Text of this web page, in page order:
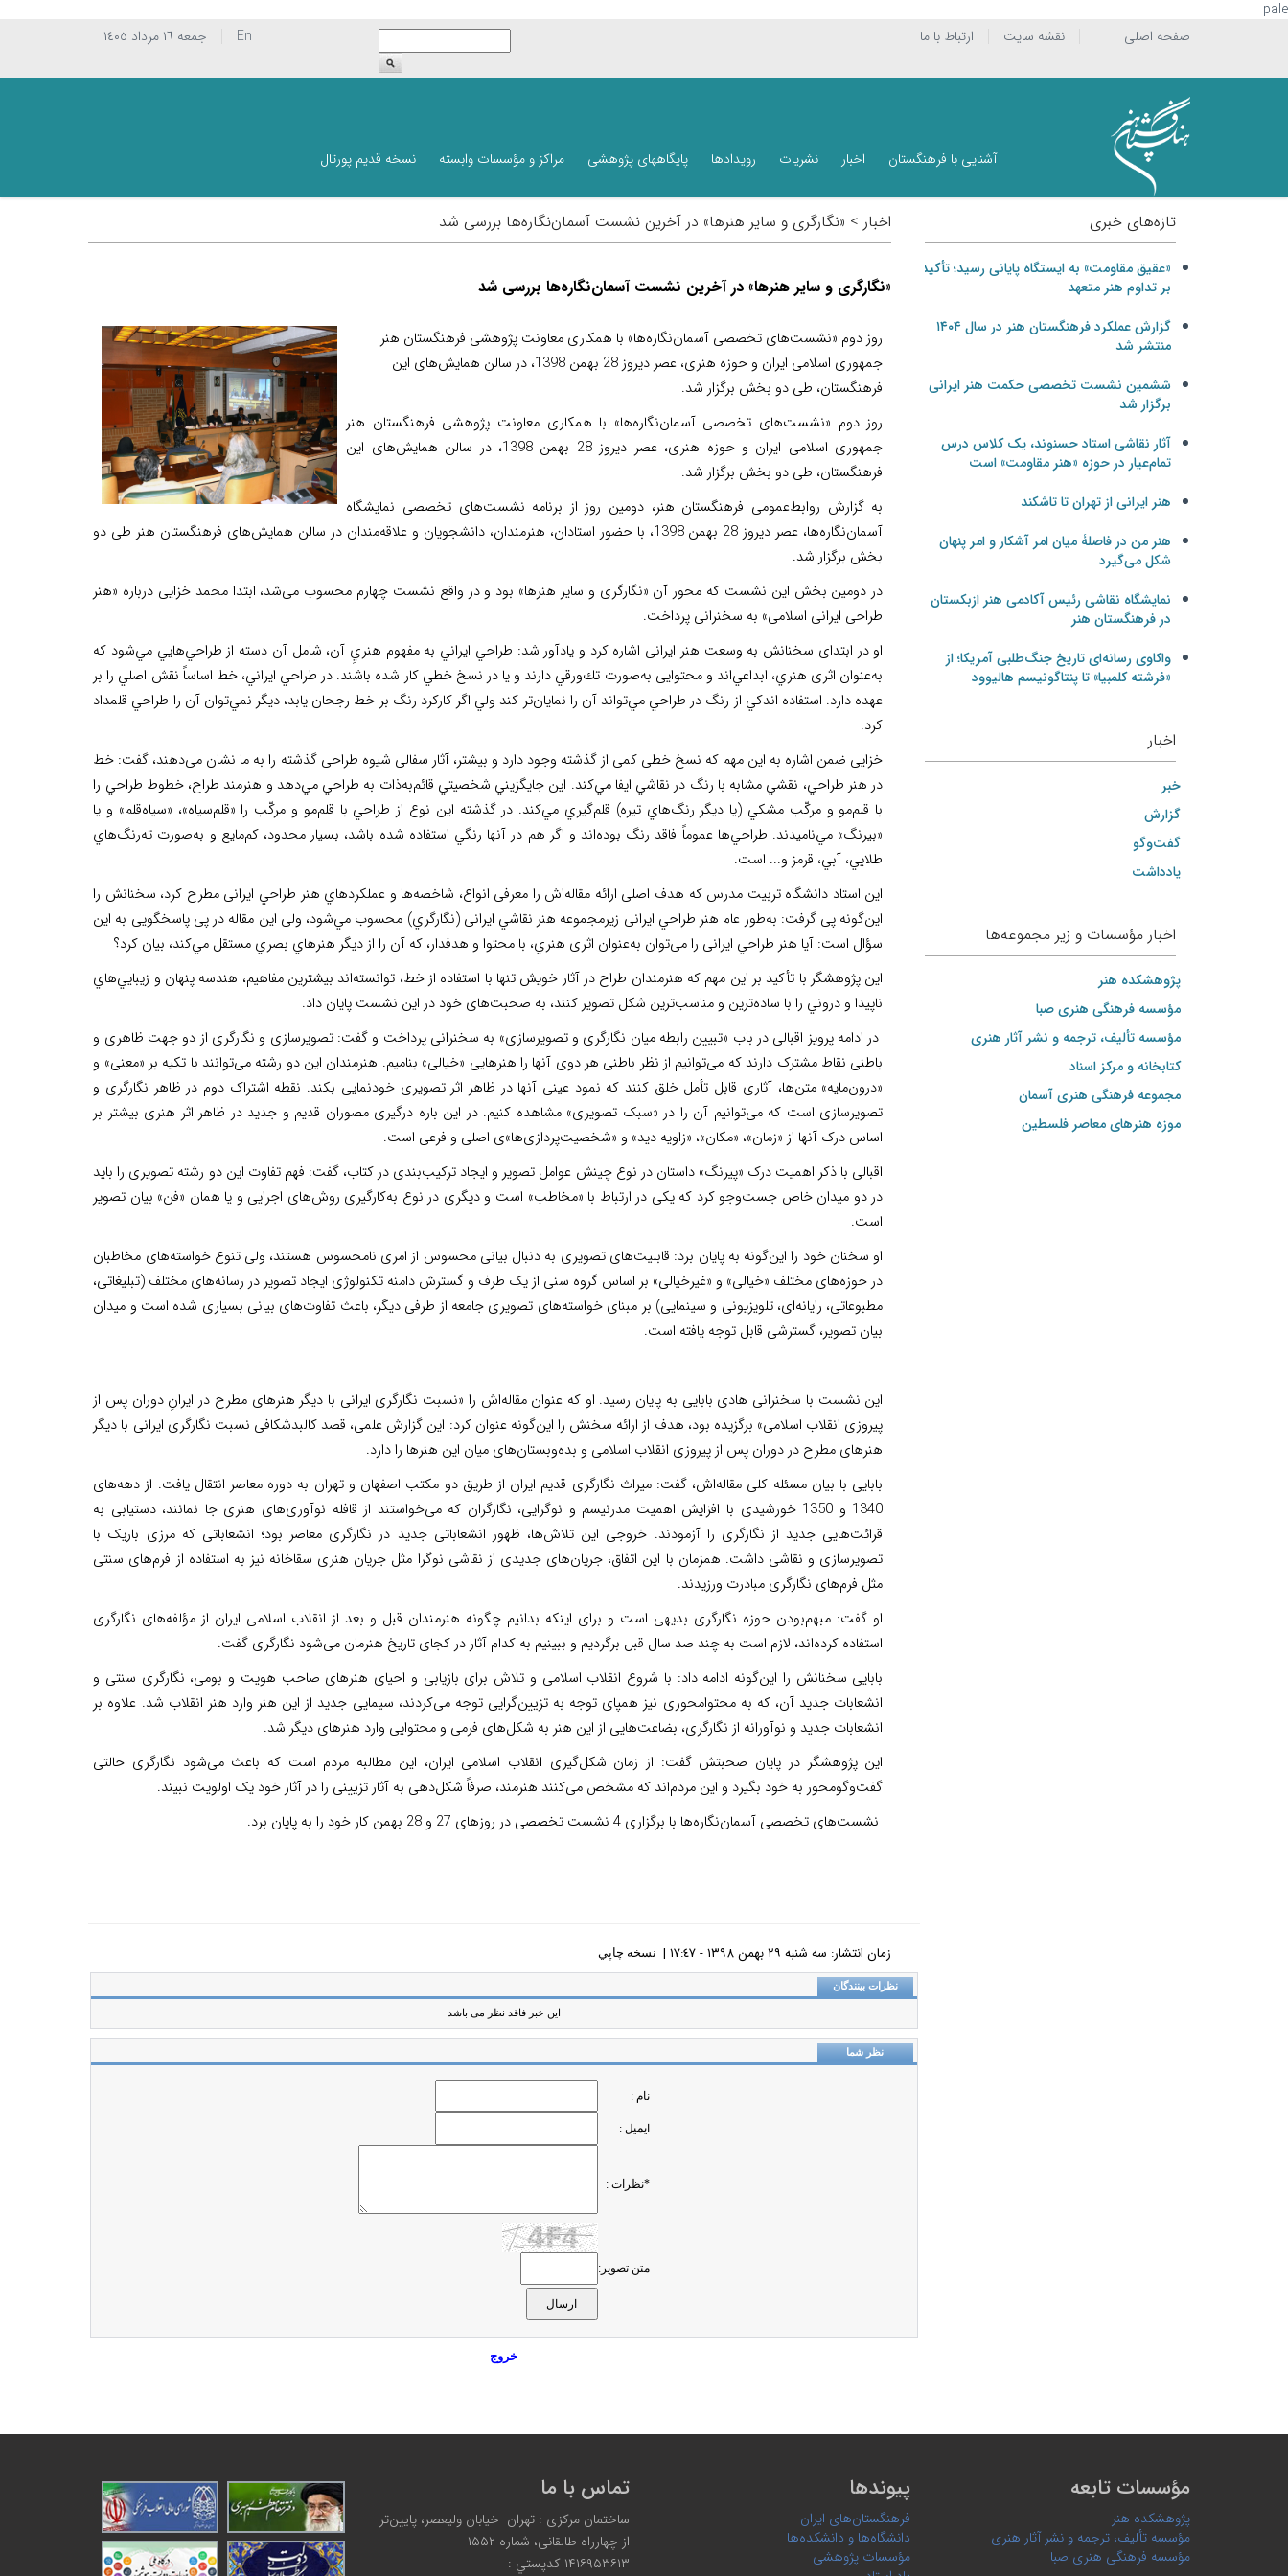
pale
جمعه ١٦ مرداد ١٤٠٥
En ارتباط با ما نقشه سایت صفحه اصلی
آشنایی با فرهنگستان اخبار نشریات رویدادها پایگاههای پژوهشی مراکز و مؤسسات وابسته نسخه قدیم پورتال
اخبار > «نگارگری و سایر هنرها» در آخرین نشست آسمان‌نگاره‌ها بررسی شد
«نگارگری و سایر هنرها» در آخرین نشست آسمان‌نگاره‌ها بررسی شد
روز دوم «نشست‌های تخصصی آسمان‌نگاره‌ها» با همکاری معاونت پژوهشی فرهنگستان هنر
جمهوری اسلامی ایران و حوزه هنری، عصر دیروز 28 بهمن 1398، در سالن همایش‌های این
فرهنگستان، طی دو بخش برگزار شد.
روز دوم «نشست‌های تخصصی آسمان‌نگاره‌ها» با همکاری معاونت پژوهشی فرهنگستان هنر
جمهوری اسلامی ایران و حوزه هنری، عصر دیروز 28 بهمن 1398، در سالن همایش‌های این
فرهنگستان، طی دو بخش برگزار شد.
به گزارش روابط‌عمومی فرهنگستان هنر، دومین روز از برنامه نشست‌های تخصصی نمایشگاه
آسمان‌نگاره‌ها، عصر دیروز 28 بهمن 1398، با حضور استادان، هنرمندان، دانشجویان و علاقه‌مندان در سالن همایش‌های فرهنگستان هنر طی دو
بخش برگزار شد.
در دومین بخش این نشست که محور آن «نگارگری و سایر هنرها» بود و در واقع نشست چهارم محسوب می‌شد، ابتدا محمد خزایی درباره «هنر
طراحی ایرانی اسلامی» به سخنرانی پرداخت.
او در ابتدای سخنانش به وسعت هنر ایرانی اشاره کرد و یادآور شد: طراحي ايراني به مفهوم هنريِ آن، شامل آن دسته از طراحي‌هايي مي‌شود كه
به‌عنوان‌ اثری هنري، ابداعي‌اند و محتوايی به‌صورت تك‌ورقي دارند و ‌يا در نسخ خطي كار شده باشند. در طراحي ایراني، خط اساساً نقش اصلي را بر
عهده دارد. استفاده ‌اندكي از رنگ در طراحي مي‌تواند آن را نمايان‌تر كند ولي اگر كاركرد رنگ بر خط رجحان یابد، ديگر نمي‌توان آن را طراحي قلمداد
کرد.
خزایی ضمن اشاره به این مهم که نسخ خطی کمی از گذشته وجود دارد و بیشتر، آثار سفالی شیوه طراحی گذشته را به ما نشان می‌دهند، گفت: خط
در هنر طراحي، نقشي مشابه با رنگ در نقاشي ‌ايفا مي‌كند. ‌اين جايگزيني شخصيتي قائم‌به‌ذات به طراحي مي‌دهد و هنرمند طراح، خطوط طراحي را
با قلم‌مو و مركّب مشکي (يا ديگر رنگ‌هاي تيره) قلم‌گيري مي‌كند. در گذشته اين نوع از طراحي با قلم‌مو و مركّب را «قلم‌سياه»، «سياه‌قلم» و ‌يا
«بيرنگ» مي‌ناميدند. طراحي‌ها عموماً فاقد رنگ بوده‌اند و اگر هم در آنها رنگي استفاده شده باشد، بسيار محدود، كم‌مايع و به‌صورت ته‌رنگ‌هاي
طلايي، آبي، قرمز و... است.
این استاد دانشگاه تربیت مدرس که هدف اصلی ارائه مقاله‌اش را معرفی انواع، شاخصه‌ها و عملكرد‌هاي هنر طراحي ایرانی مطرح کرد، سخنانش را
این‌گونه پی گرفت: به‌طور عام هنر طراحي ‌ایرانی زيرمجموعه هنر نقاشي ‌ایرانی (نگارگري) محسوب مي‌شود، ولی اين مقاله در پی پاسخگویی به این
سؤال است: آیا هنر طراحي ‌ایرانی را می‌توان به‌عنوان اثری هنري، با محتوا و هدفدار، كه آن را از ديگر هنر‌هاي بصري مستقل مي‌كند، بیان کرد؟
این پژوهشگر با تأکید بر این مهم که هنرمندان طراح در آثار خویش تنها با استفاده از خط، توانسته‌اند بيشترين مفاهیم، هندسه پنهان و زيبايي‌‌هاي
ناپیدا و دروني را با ساده‌ترين و مناسب‌ترين شکل تصویر كنند، به صحبت‌های خود در این نشست پایان داد.
در ادامه پرویز اقبالی در باب «تبیین رابطه میان نگارگری و تصویرسازی» به سخنرانی پرداخت و گفت: تصویرسازی و نگارگری از دو جهت ظاهری و
باطنی نقاط مشترک دارند که می‌توانیم از نظر باطنی هر دوی آنها را هنرهایی «خیالی» بنامیم. هنرمندان این دو رشته می‌توانند با تکیه بر «معنی» و
«درون‌مایه» متن‌ها، آثاری قابل تأمل خلق کنند که نمود عینی آنها در ظاهر اثر تصویری خودنمایی بکند. نقطه اشتراک دوم در ظاهر نگارگری و
تصویرسازی است که می‌توانیم آن را در «سبک تصویری» مشاهده کنیم. در این باره درگیری مصوران قدیم و جدید در ظاهر اثر هنری بیشتر بر
اساس درک آنها از «زمان»، «مکان»، «زاویه دید» و «شخصیت‌پردازی‌ها»ی اصلی و فرعی است.
اقبالی با ذکر اهمیت درک «پیرنگ» داستان در نوع چینش عوامل تصویر و ایجاد ترکیب‌بندی در کتاب، گفت: فهم تفاوت این دو رشته تصویری را باید
در دو میدان خاص جست‌وجو کرد که یکی در ارتباط با «مخاطب» است و دیگری در نوع به‌کارگیری روش‌های اجرایی و یا همان «فن» بیان تصویر
است.
او سخنان خود را این‌گونه به پایان برد: قابلیت‌های تصویری به دنبال بیانی محسوس از امری نامحسوس هستند، ولی تنوع خواسته‌های مخاطبان
در حوزه‌های مختلف «خیالی» و «غیرخیالی» بر اساس گروه سنی از یک طرف و گسترش دامنه تکنولوژی ایجاد تصویر در رسانه‌های مختلف (تبلیغاتی،
مطبوعاتی، رایانه‌ای، تلویزیونی و سینمایی) بر مبنای خواسته‌های تصویری جامعه از طرفی دیگر، باعث تفاوت‌های بیانی بسیاری شده است و میدان
بیان تصویر، گسترشی قابل توجه یافته است.
این نشست با سخنرانی هادی بابایی به پایان رسید. او که عنوان مقاله‌اش را «نسبت نگارگری ایرانی با دیگر هنرهای مطرح در ایرانِ دوران پس از
پیروزی انقلاب اسلامی» برگزیده بود، هدف از ارائه سخنش را این‌گونه عنوان کرد: این گزارش علمی، قصد کالبدشکافی نسبت نگارگری ایرانی با دیگر
هنرهای مطرح در دوران پس از پیروزی انقلاب اسلامی و بده‌وبستان‌های میان این هنرها را دارد.
بابایی با بیان مسئله کلی مقاله‌اش، گفت: میراث نگارگری قدیم ایران از طریق دو مکتب اصفهان و تهران به دوره معاصر انتقال یافت. از دهه‌های
1340 و 1350 خورشیدی با افزایش اهمیت مدرنیسم و نوگرایی، نگارگران که می‌خواستند از قافله نوآوری‌های هنری جا نمانند، دستیابی به
قرائت‌هایی جدید از نگارگری را آزمودند. خروجی این تلاش‌ها، ظهور انشعاباتی جدید در نگارگری معاصر بود؛ انشعاباتی که مرزی باریک با
تصویرسازی‌ و نقاشی داشت. همزمان با این اتفاق، جریان‌های جدیدی از نقاشی نوگرا مثل جریان هنری سقاخانه نیز به استفاده از فرم‌های سنتی
مثل فرم‌های نگارگری مبادرت ورزیدند.
او گفت: مبهم‌بودن حوزه نگارگری بدیهی است و برای اینکه بدانیم چگونه هنرمندان قبل و بعد از انقلاب اسلامی ایران از مؤلفه‌های نگارگری
استفاده کرده‌اند، لازم است به چند صد سال قبل برگردیم و ببینیم به کدام آثار در کجای تاریخ هنرمان می‌شود نگارگری گفت.
بابایی سخنانش را این‌گونه ادامه داد: با شروع انقلاب اسلامی و تلاش برای بازیابی و احیای هنرهای صاحب هویت و بومی، نگارگری سنتی و
انشعابات جدید آن، که به محتوامحوری نیز همپای توجه به تزیین‌گرایی توجه می‌کردند، سیمایی جدید از این هنر وارد هنر انقلاب شد. علاوه بر
انشعابات جدید و نوآورانه از نگارگری، بضاعت‌هایی از این هنر به شکل‌های فرمی و محتوایی وارد هنرهای دیگر شد.
این پژوهشگر در پایان صحبتش گفت: از زمان شکل‌گیری انقلاب ‌اسلامی‌ ایران، این مطالبه مردم است که باعث می‌شود نگارگری حالتی
گفت‌وگومحور به خود بگیرد و این مردم‌اند که مشخص می‌کنند هنرمند، صرفاً شکل‌دهی به آثار تزیینی را در آثار خود یک اولویت نبیند.
نشست‌های تخصصی آسمان‌نگاره‌ها با برگزاری 4 نشست تخصصی در روزهای 27 و 28 بهمن کار خود را به پایان برد.
زمان انتشار: سه شنبه ٢٩ بهمن ١٣٩٨ - ١٧:٤٧ | نسخه چاپي
نظرات بینندگان
این خبر فاقد نظر می باشد
نظر شما
نام :
ایمیل :
*نظرات :
متن تصویر:
خروج
تازه‌های خبری
«عقیق مقاومت» به ایستگاه پایانی رسید؛ تأکید
بر تداوم هنر متعهد
گزارش عملکرد فرهنگستان هنر در سال ۱۴۰۴
منتشر شد
ششمین نشست تخصصی حکمت هنر ایرانی
برگزار شد
آثار نقاشی استاد حسنوند، یک کلاس درس
تمام‌عیار در حوزه «هنر مقاومت» است
هنر ایرانی از تهران تا تاشکند
هنر من در فاصلۀ میان امر آشکار و امر پنهان
شکل می‌گیرد
نمایشگاه نقاشی رئیس آکادمی هنر ازبکستان
در فرهنگستان هنر
واکاوی رسانه‌ای تاریخ جنگ‌طلبی آمریکا؛ از
«فرشته کلمبیا» تا پنتاگونیسم هالیوود
اخبار
خبر
گزارش
گفت‌وگو
یادداشت
اخبار مؤسسات و زیر مجموعه‌ها
پژوهشکده هنر
مؤسسه فرهنگی هنری صبا
مؤسسه تألیف، ترجمه و نشر آثار هنری
کتابخانه و مرکز اسناد
مجموعه فرهنگی هنری آسمان
موزه هنرهای‌ معاصر فلسطین
تماس با ما
ساختمان مرکزی : تهران- خیابان ولیعصر، پایین‌تر
از چهارراه طالقانی، شماره ۱۵۵۲
۱۴۱۶۹۵۳۶۱۳ كدپستي :
پیوندها
فرهنگستان‌های ایران
دانشگاه‌ها و دانشکده‌ها
مؤسسات پژوهشی
مؤسسات تابعه
پژوهشکده هنر
مؤسسه تألیف، ترجمه و نشر آثار هنری
مؤسسه فرهنگی هنری صبا